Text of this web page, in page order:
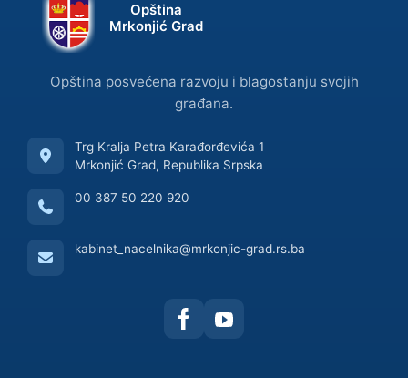
Opština
Mrkonjić Grad
Opština posvećena razvoju i blagostanju svojih
građana.
Trg Kralja Petra Karađorđevića 1
Mrkonjić Grad, Republika Srpska
00 387 50 220 920
kabinet_nacelnika@mrkonjic-grad.rs.ba